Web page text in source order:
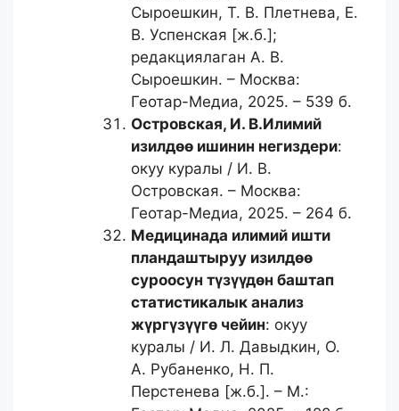
Сыроешкин, Т. В. Плетнева, Е.
В. Успенская [ж.б.];
редакциялаган А. В.
Сыроешкин. – Москва:
Геотар-Медиа, 2025. – 539 б.
Островская, И. В.Илимий
изилдөө ишинин негиздери:
окуу куралы / И. В.
Островская. – Москва:
Геотар-Медиа, 2025. – 264 б.
Медицинада илимий ишти
пландаштыруу изилдөө
суроосун түзүүдөн баштап
статистикалык анализ
жүргүзүүгө чейин: окуу
куралы / И. Л. Давыдкин, О.
А. Рубаненко, Н. П.
Перстенева [ж.б.]. – М.: